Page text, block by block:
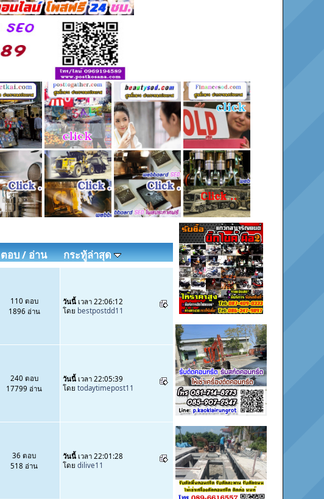
ตอบ/อ่าน กระทู้ล่าสุด
110 ตอบ
1896 อ่าน
วันนี้ เวลา 22:06:12
โดย bestpostdd11
240 ตอบ
17799 อ่าน
วันนี้ เวลา 22:05:39
โดยtodaytimepost11
36 ตอบ
518 อ่าน
วันนี้ เวลา 22:01:28
โดยdilive11